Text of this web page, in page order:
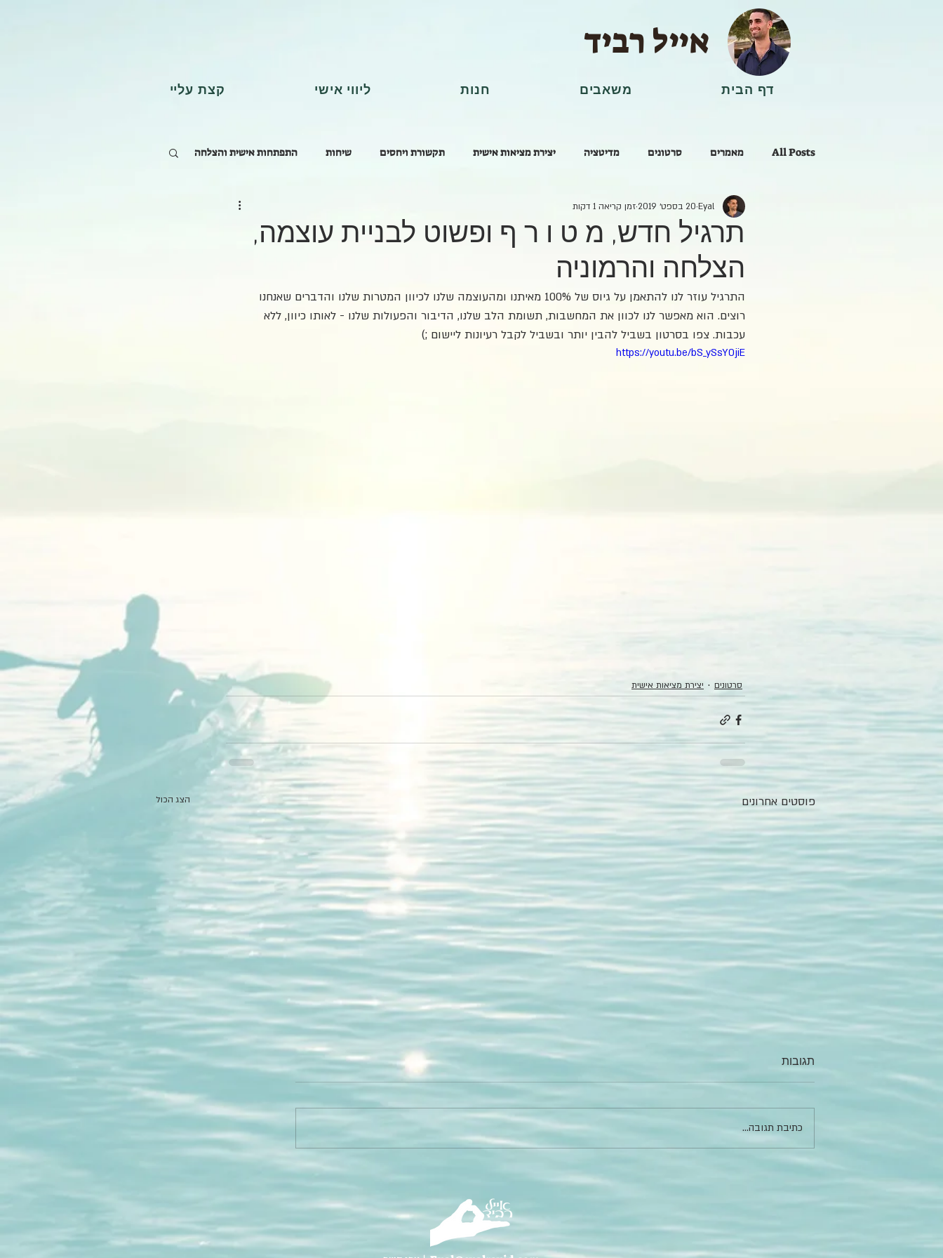
אייל רביד
דף הבית משאבים חנות ליווי אישי קצת עליי
All Posts מאמרים סרטונים מדיטציה יצירת מציאות אישית תקשורת ויחסים שיחות התפתחות אישית והצלחה
ריפוי וטיפול
תרגיל חדש, מ ט ו ר ף ופשוט לבניית עוצמה,
הצלחה והרמוניה
Eyal 20 בספט׳ 2019 זמן קריאה 1 דקות
התרגיל עוזר לנו להתאמן על גיוס של 100% מאיתנו ומהעוצמה שלנו לכיוון המטרות שלנו והדברים שאנחנו
רוצים. הוא מאפשר לנו לכוון את המחשבות, תשומת הלב שלנו, הדיבור והפעולות שלנו - לאותו כיוון, ללא
עכבות. צפו בסרטון בשביל להבין יותר ובשביל לקבל רעיונות ליישום ;)
https://youtu.be/bS_ySsY0jiE
סרטונים יצירת מציאות אישית
פוסטים אחרונים הצג הכול
שאתם חושבים)
אקספקטו פטרונום, כוחו של
תגובות
כתיבת תגובה...